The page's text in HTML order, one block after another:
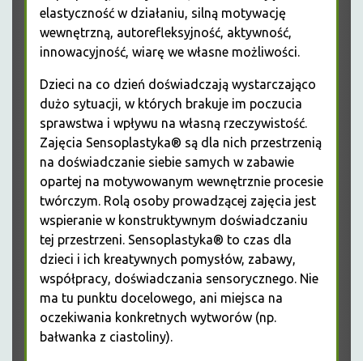
elastyczność w działaniu, silną motywację
wewnętrzną, autorefleksyjność, aktywność,
innowacyjność, wiarę we własne możliwości.
Dzieci na co dzień doświadczają wystarczająco
dużo sytuacji, w których brakuje im poczucia
sprawstwa i wpływu na własną rzeczywistość.
Zajęcia Sensoplastyka® są dla nich przestrzenią
na doświadczanie siebie samych w zabawie
opartej na motywowanym wewnętrznie procesie
twórczym. Rolą osoby prowadzącej zajęcia jest
wspieranie w konstruktywnym doświadczaniu
tej przestrzeni. Sensoplastyka® to czas dla
dzieci i ich kreatywnych pomysłów, zabawy,
współpracy, doświadczania sensorycznego. Nie
ma tu punktu docelowego, ani miejsca na
oczekiwania konkretnych wytworów (np.
bałwanka z ciastoliny).